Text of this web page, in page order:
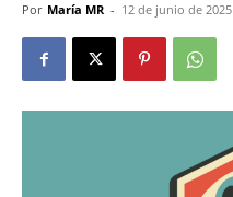
Por María MR - 12 de junio de 2025